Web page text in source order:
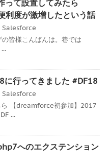
って設置してみたら
利度が激増したという話
Salesforce
皆様こんばんは。巷では
行ってきました #DF18
Salesforce
ら 【dreamforce初参加】2017
...
へのエクステンション